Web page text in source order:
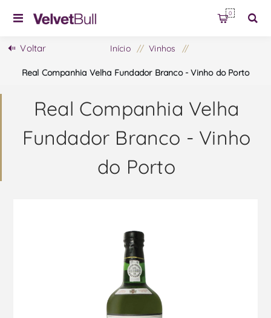
0
Voltar Início / Vinhos /
Real Companhia Velha Fundador Branco - Vinho do Porto
Real Companhia Velha
Fundador Branco - Vinho
do Porto